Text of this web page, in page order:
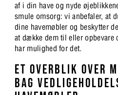
af i din have og nyde
smule omsorg: vi anbefaler, at
dine havemøbler og beskytter
at dække dem til eller opbevare
har mulighed for det.
ET OVERBLIK OVER
BAG